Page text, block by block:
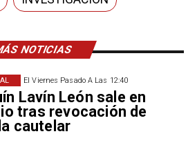
NOTICIAS
El Viernes Pasado A Las 12:40
Lavín León sale en
tras revocación de
cautelar